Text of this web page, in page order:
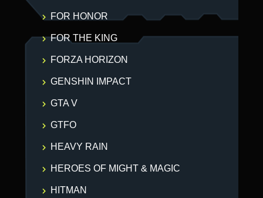
FOR HONOR
FOR THE KING
FORZA HORIZON
GENSHIN IMPACT
GTA V
GTFO
HEAVY RAIN
HEROES OF MIGHT & MAGIC
HITMAN